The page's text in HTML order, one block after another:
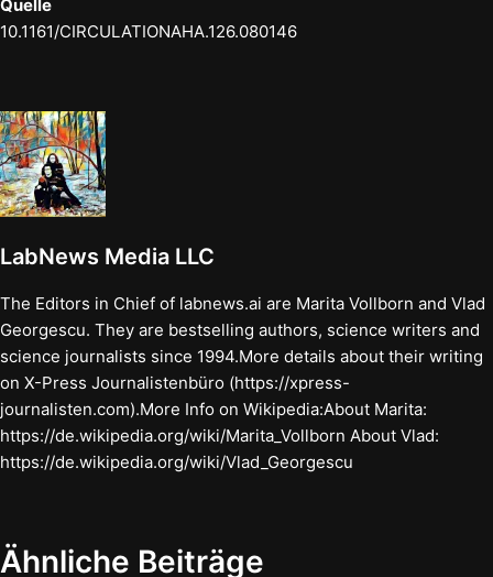
Quelle
10.1161/CIRCULATIONAHA.126.080146
LabNews Media LLC
The Editors in Chief of labnews.ai are Marita Vollborn and Vlad
Georgescu. They are bestselling authors, science writers and
science journalists since 1994.More details about their writing
on X-Press Journalistenbüro (https://xpress-
journalisten.com).More Info on Wikipedia:About Marita:
https://de.wikipedia.org/wiki/Marita_Vollborn About Vlad:
https://de.wikipedia.org/wiki/Vlad_Georgescu
Ähnliche Beiträge